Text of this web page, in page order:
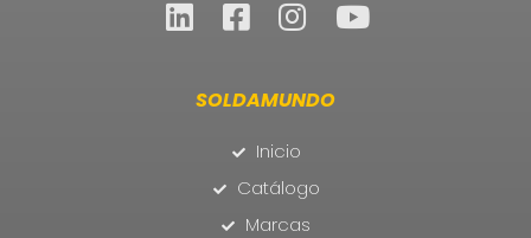
SOLDAMUNDO
Inicio
Catálogo
Marcas